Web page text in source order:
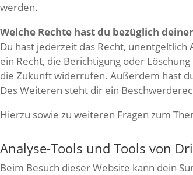
werden.
Welche Rechte hast du bezüglich
Du hast jederzeit das Recht,
ein Recht, die Berichtigung oder
die Zukunft widerrufen. Außerdem hast
Des Weiteren steht dir ein
Hierzu sowie zu weiteren Fragen zum
Analyse-Tools und Tools von
Beim Besuch dieser Website kann dein